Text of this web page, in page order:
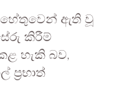
හේතුවෙන් ඇති වූ
කිරීම්
හැකි බව,
ප්‍රභාත්